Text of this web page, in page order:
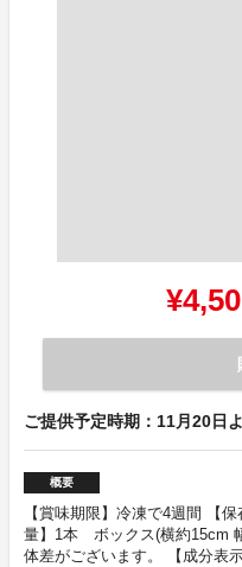
ご提供予定時期：11月20日
概要
【賞味期限】冷凍で4週間 【
量】1本 ボックス(横約15cm
体差がございます。 【成分表